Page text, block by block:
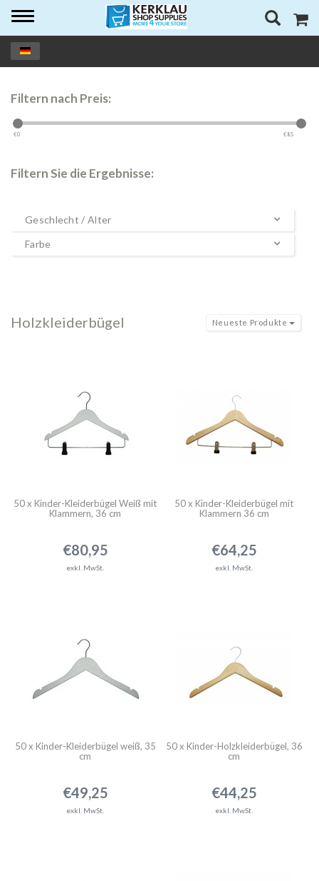
Toggle
Filtern nach Preis:
€0 €85
Filtern Sie die Ergebnisse:
Geschlecht / Alter
Farbe
Holzkleiderbügel Neueste Produkte
50 x Kinder-Kleiderbügel Weiß mit
Klammern, 36 cm
€80,95
exkl. MwSt.
50 x Kinder-Kleiderbügel mit
Klammern 36 cm
€64,25
exkl. MwSt.
50 x Kinder-Kleiderbügel weiß, 35
cm
€49,25
exkl. MwSt.
50 x Kinder-Holzkleiderbügel, 36
cm
€44,25
exkl. MwSt.